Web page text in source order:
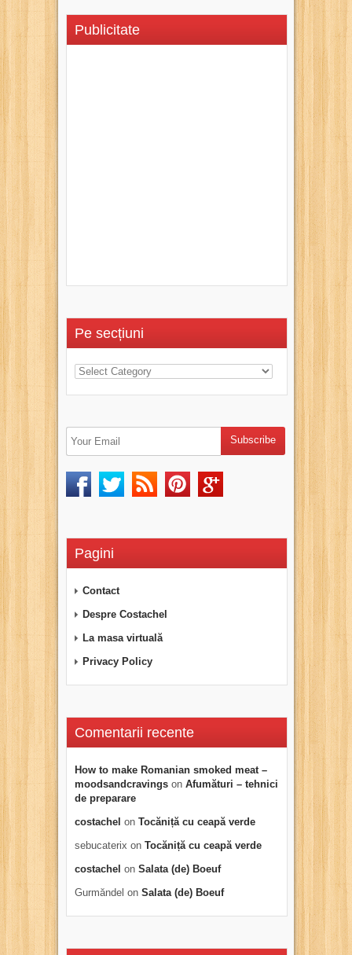
Publicitate
Pe secțiuni
Pagini
Contact
Despre Costachel
La masa virtuală
Privacy Policy
Comentarii recente
How to make Romanian smoked meat –
moodsandcravings on Afumături – tehnici
de preparare
costachel on Tocăniță cu ceapă verde
sebucaterix on Tocăniță cu ceapă verde
costachel on Salata (de) Boeuf
Gurmăndel on Salata (de) Boeuf